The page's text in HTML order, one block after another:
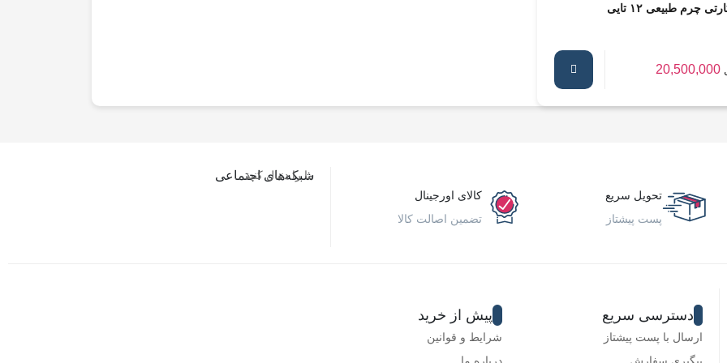
چرم طبیعی ۱۲ تایی
20,500,000
تحویل سریع
پست پیشتاز
کالای اورجینال
تضمین اصالت کالا
شبکه‌های اجتماعی
ما را دنبال کنید…
دسترسی سریع
ارسال با پست پیشتاز
پیش از خرید
شرایط و قوانین